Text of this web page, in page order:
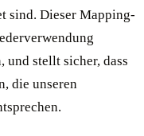
sind. Dieser Mapping-
stellt sicher, dass
die unseren